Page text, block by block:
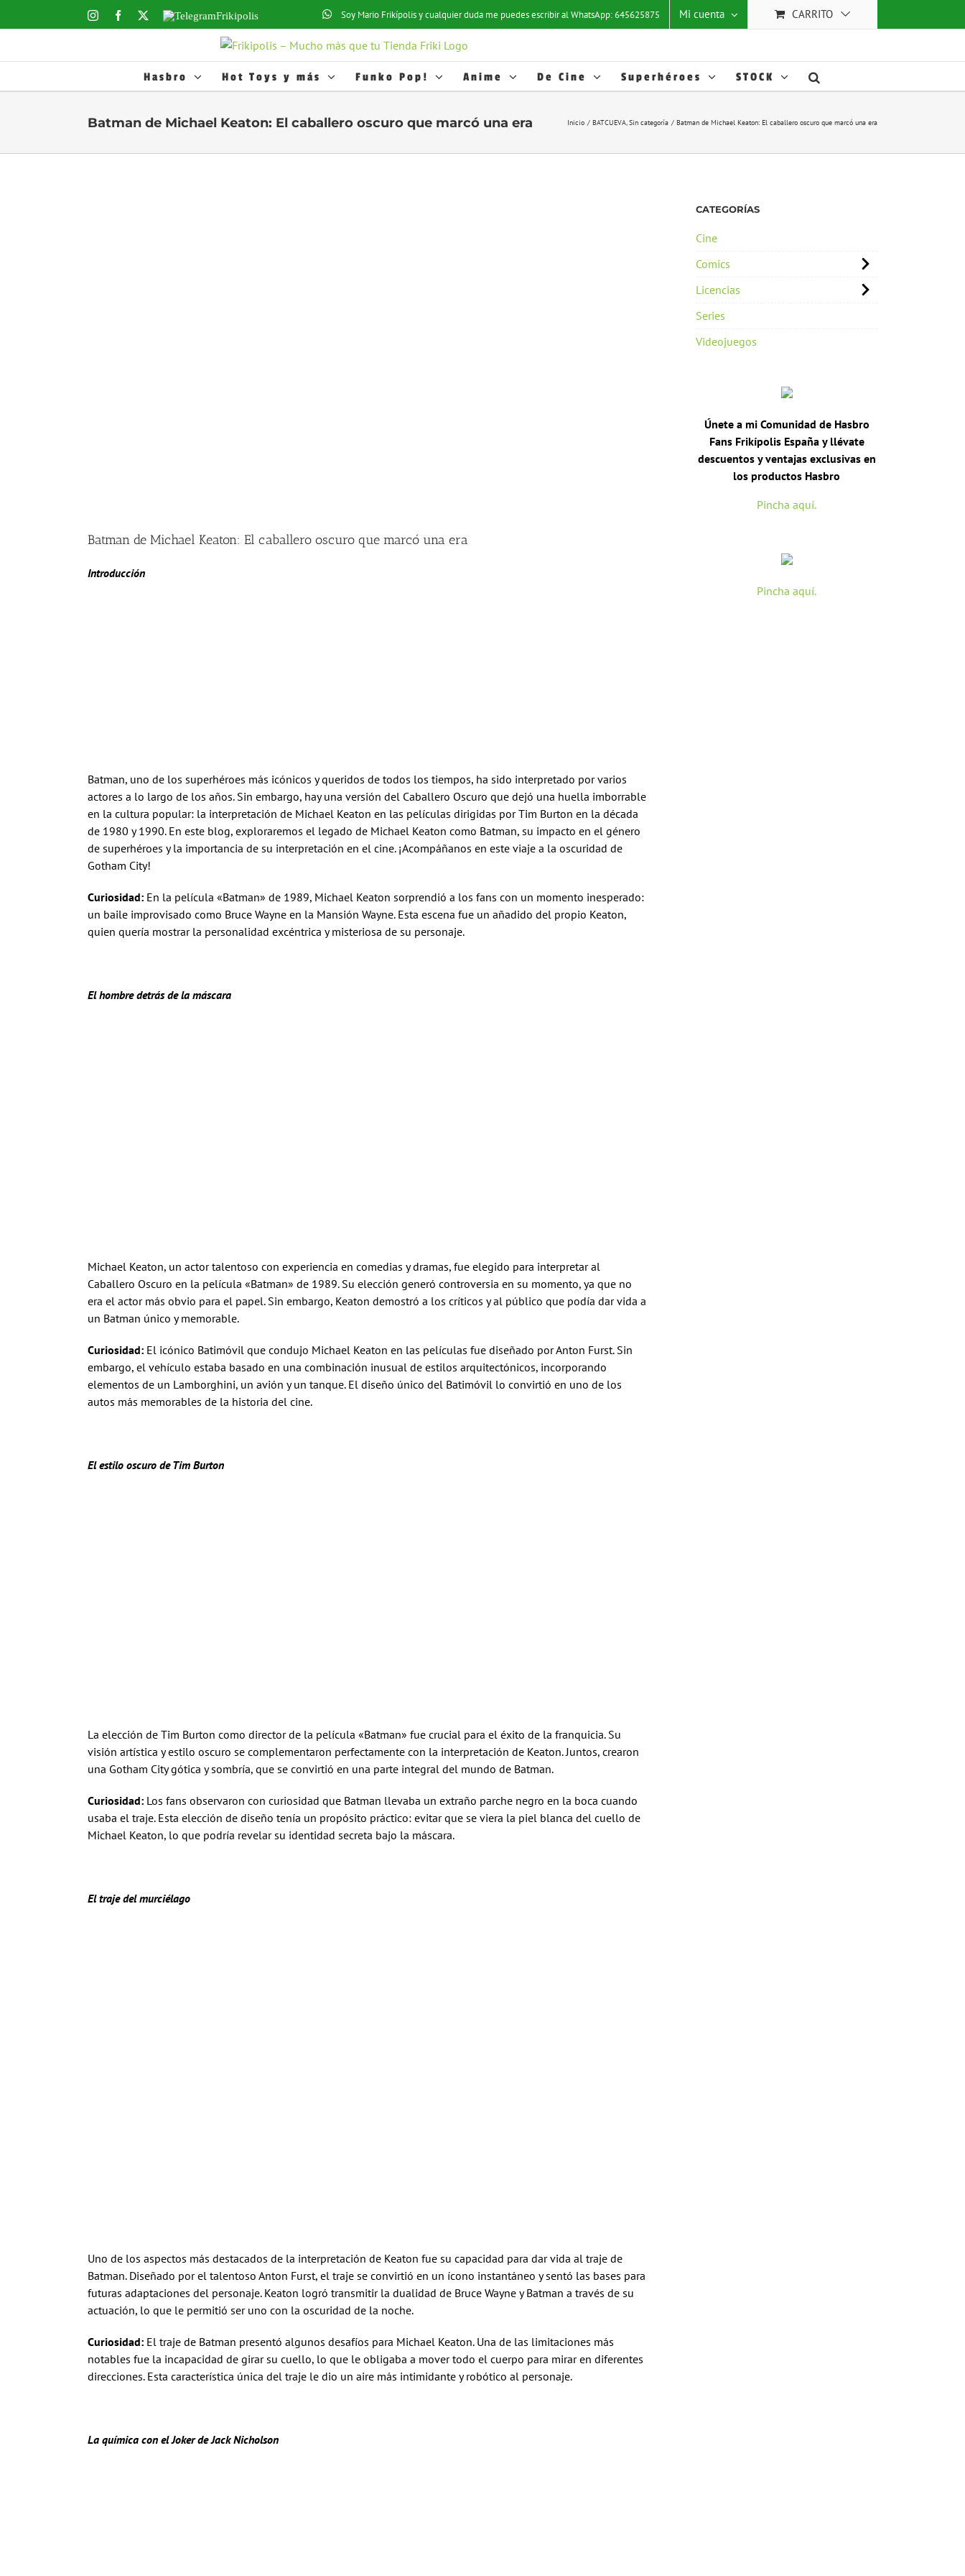
al
InstagramFacebookTelegram
Soy Mario Frikípolis y cualquier duda me puedes escribir al WhatsApp: 645625875 Mi cuenta CARRITO
Hasbro Hot Toys y más Funko Pop! Anime De Cine Superhéroes STOCK
Batman de Michael Keaton: El caballero oscuro que marcó una era Inicio BATCUEVA Sin categoría Batman de Michael Keaton: El caballero oscuro que marcó una era
Batman de Michael Keaton: El caballero oscuro que marcó una era
Introducción
Batman, uno de los superhéroes más icónicos y queridos de todos los tiempos, ha sido interpretado por varios
actores a lo largo de los años. Sin embargo, hay una versión del Caballero Oscuro que dejó una huella imborrable
en la cultura popular: la interpretación de Michael Keaton en las películas dirigidas por Tim Burton en la década
de 1980 y 1990. En este blog, exploraremos el legado de Michael Keaton como Batman, su impacto en el género
de superhéroes y la importancia de su interpretación en el cine. ¡Acompáñanos en este viaje a la oscuridad de
Gotham City!
Curiosidad: En la película «Batman» de 1989, Michael Keaton sorprendió a los fans con un momento inesperado:
un baile improvisado como Bruce Wayne en la Mansión Wayne. Esta escena fue un añadido del propio Keaton,
quien quería mostrar la personalidad excéntrica y misteriosa de su personaje.
El hombre detrás de la máscara
Michael Keaton, un actor talentoso con experiencia en comedias y dramas, fue elegido para interpretar al
Caballero Oscuro en la película «Batman» de 1989. Su elección generó controversia en su momento, ya que no
era el actor más obvio para el papel. Sin embargo, Keaton demostró a los críticos y al público que podía dar vida a
un Batman único y memorable.
Curiosidad: El icónico Batimóvil que condujo Michael Keaton en las películas fue diseñado por Anton Furst. Sin
embargo, el vehículo estaba basado en una combinación inusual de estilos arquitectónicos, incorporando
elementos de un Lamborghini, un avión y un tanque. El diseño único del Batimóvil lo convirtió en uno de los
autos más memorables de la historia del cine.
El estilo oscuro de Tim Burton
La elección de Tim Burton como director de la película «Batman» fue crucial para el éxito de la franquicia. Su
visión artística y estilo oscuro se complementaron perfectamente con la interpretación de Keaton. Juntos, crearon
una Gotham City gótica y sombría, que se convirtió en una parte integral del mundo de Batman.
Curiosidad: Los fans observaron con curiosidad que Batman llevaba un extraño parche negro en la boca cuando
usaba el traje. Esta elección de diseño tenía un propósito práctico: evitar que se viera la piel blanca del cuello de
Michael Keaton, lo que podría revelar su identidad secreta bajo la máscara.
El traje del murciélago
Uno de los aspectos más destacados de la interpretación de Keaton fue su capacidad para dar vida al traje de
Batman. Diseñado por el talentoso Anton Furst, el traje se convirtió en un ícono instantáneo y sentó las bases para
futuras adaptaciones del personaje. Keaton logró transmitir la dualidad de Bruce Wayne y Batman a través de su
actuación, lo que le permitió ser uno con la oscuridad de la noche.
Curiosidad: El traje de Batman presentó algunos desafíos para Michael Keaton. Una de las limitaciones más
notables fue la incapacidad de girar su cuello, lo que le obligaba a mover todo el cuerpo para mirar en diferentes
direcciones. Esta característica única del traje le dio un aire más intimidante y robótico al personaje.
La química con el Joker de Jack Nicholson
CATEGORÍAS
Cine
Comics
Licencias
Series
Videojuegos
Únete a mi Comunidad de Hasbro
Fans Frikípolis España y llévate
descuentos y ventajas exclusivas en
los productos Hasbro
Pincha aquí.
Pincha aquí.